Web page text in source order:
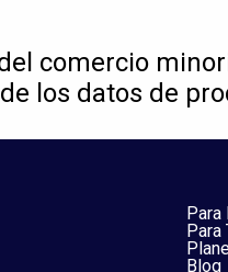
comercio
los datos de
Para
Blog